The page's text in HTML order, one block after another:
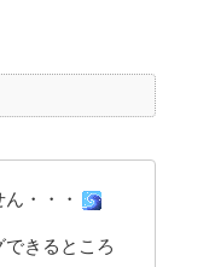
・・・
きるところ